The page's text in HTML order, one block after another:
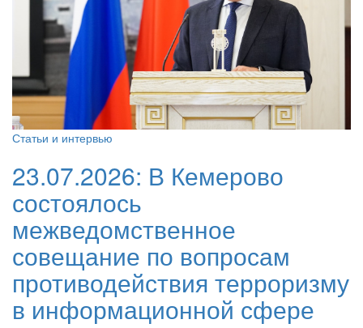
Статьи и интервью
23.07.2026: В Кемерово
состоялось
межведомственное
совещание по вопросам
противодействия терроризму
в информационной сфере